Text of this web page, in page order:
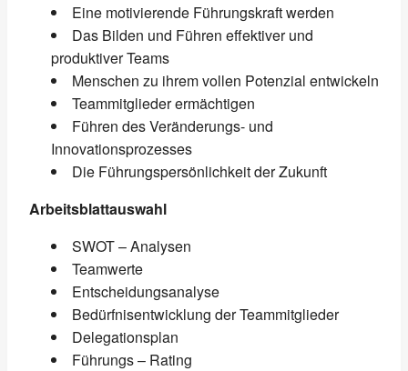
Eine motivierende Führungskraft werden
Das Bilden und Führen effektiver und
produktiver Teams
Menschen zu ihrem vollen Potenzial entwickeln
Teammitglieder ermächtigen
Führen des Veränderungs- und
Innovationsprozesses
Die Führungspersönlichkeit der Zukunft
Arbeitsblattauswahl
SWOT – Analysen
Teamwerte
Entscheidungsanalyse
Bedürfnisentwicklung der Teammitglieder
Delegationsplan
Führungs – Rating